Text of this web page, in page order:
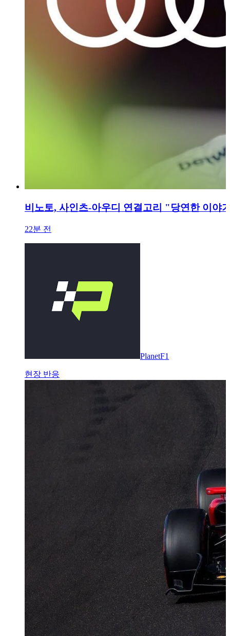
비노토, 사인츠-아우디 연결고리 "당연한 이야
22분 전
PlanetF1
현장 반응